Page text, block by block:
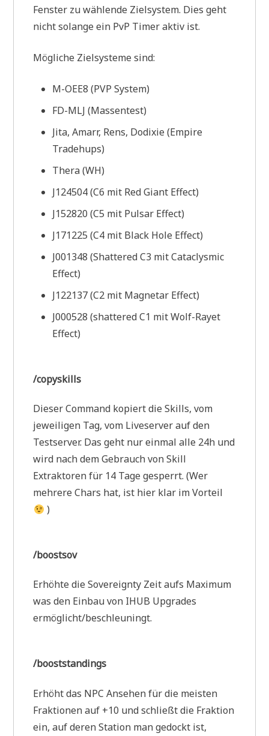
Fenster zu wählende Zielsystem. Dies geht
nicht solange ein PvP Timer aktiv ist.
Mögliche Zielsysteme sind:
M-OEE8 (PVP System)
FD-MLJ (Massentest)
Jita, Amarr, Rens, Dodixie (Empire
Tradehups)
Thera (WH)
J124504 (C6 mit Red Giant Effect)
J152820 (C5 mit Pulsar Effect)
J171225 (C4 mit Black Hole Effect)
J001348 (Shattered C3 mit Cataclysmic
Effect)
J122137 (C2 mit Magnetar Effect)
J000528 (shattered C1 mit Wolf-Rayet
Effect)
/copyskills
Dieser Command kopiert die Skills, vom
jeweiligen Tag, vom Liveserver auf den
Testserver. Das geht nur einmal alle 24h und
wird nach dem Gebrauch von Skill
Extraktoren für 14 Tage gesperrt. (Wer
mehrere Chars hat, ist hier klar im Vorteil
)
/boostsov
Erhöhte die Sovereignty Zeit aufs Maximum
was den Einbau von IHUB Upgrades
ermöglicht/beschleuningt.
/booststandings
Erhöht das NPC Ansehen für die meisten
Fraktionen auf +10 und schließt die Fraktion
ein, auf deren Station man gedockt ist,